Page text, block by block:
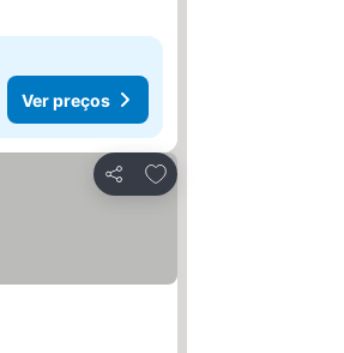
Ver preços
Partilhar
Adicionar aos favoritos